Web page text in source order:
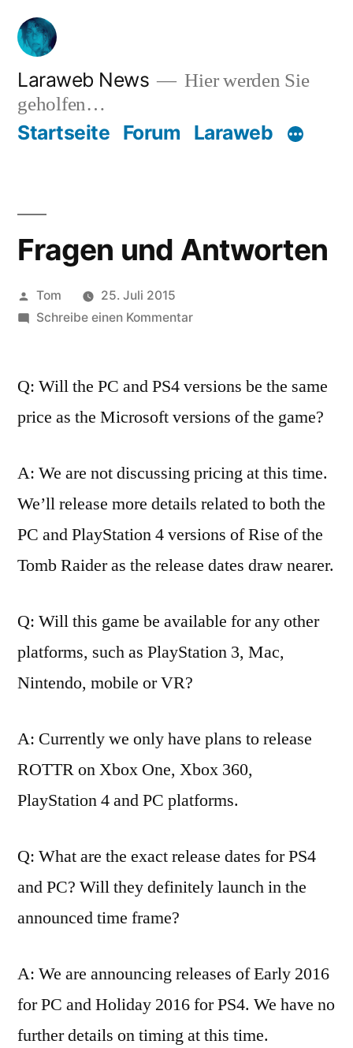
Zum
Inhalt
springen
Laraweb News
Hier werden Sie
geholfen…
Startseite Forum Laraweb
Fragen und Antworten
Veröffentlicht
von
Tom
25. Juli 2015
Schreibe einen Kommentarzu
Antworten
Q: Will the PC and PS4 versions be the same
price as the Microsoft versions of the game?
A: We are not discussing pricing at this time.
We’ll release more details related to both the
PC and PlayStation 4 versions of Rise of the
Tomb Raider as the release dates draw nearer.
Q: Will this game be available for any other
platforms, such as PlayStation 3, Mac,
Nintendo, mobile or VR?
A: Currently we only have plans to release
ROTTR on Xbox One, Xbox 360,
PlayStation 4 and PC platforms.
Q: What are the exact release dates for PS4
and PC? Will they definitely launch in the
announced time frame?
A: We are announcing releases of Early 2016
for PC and Holiday 2016 for PS4. We have no
further details on timing at this time.